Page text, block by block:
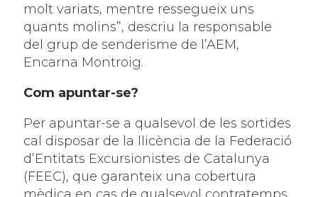
molt variats, mentre ressegueix uns
quants molins”, descriu la responsable
del grup de senderisme de l’AEM,
Encarna Montroig.
Com apuntar-se?
Per apuntar-se a qualsevol de les sortides
cal disposar de la llicència de la Federació
d’Entitats Excursionistes de Catalunya
(FEEC), que garanteix una cobertura